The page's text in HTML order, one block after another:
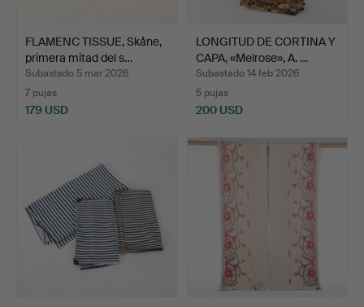
FLAMENC TISSUE, Skåne,
primera mitad del s…
Subastado 5 mar 2026
7 pujas
179 USD
LONGITUD DE CORTINA Y
CAPA, «Melrose», A. …
Subastado 14 feb 2026
5 pujas
200 USD